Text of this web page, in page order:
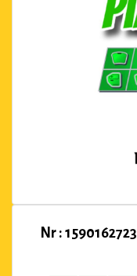
Nr : 1590162723